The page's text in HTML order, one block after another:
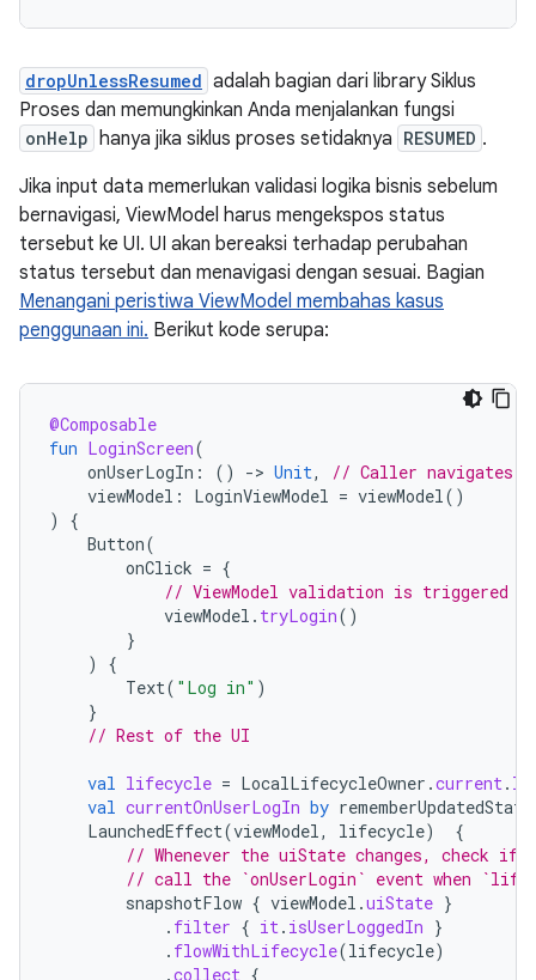
dropUnlessResumed adalah bagian dari library Siklus
Proses dan memungkinkan Anda menjalankan fungsi
onHelp hanya jika siklus proses setidaknya RESUMED .
Jika input data memerlukan validasi logika bisnis sebelum
bernavigasi, ViewModel harus mengekspos status
tersebut ke UI. UI akan bereaksi terhadap perubahan
status tersebut dan menavigasi dengan sesuai. Bagian
Menangani peristiwa ViewModel membahas kasus
penggunaan ini. Berikut kode serupa:
@Composable
fun LoginScreen(
onUserLogIn : () -> Unit,
// Caller navigates
viewModel : LoginViewModel = viewModel()
)
{
Button(
onClick = {
// ViewModel validation is triggered
viewModel . tryLogin()
}
)
{
Text( "Log in" )
}
// Rest of the UI
val lifecycle = LocalLifecycleOwner .current.
val currentOnUserLogIn by rememberUpdatedState
LaunchedEffect(viewModel, lifecycle)
{
// Whenever the uiState changes, check if
// call the `onUserLogin` event when
snapshotFlow { viewModel .uiState }
. filter { it. isUserLoggedIn }
. flowWithLifecycle(lifecycle)
.collect {